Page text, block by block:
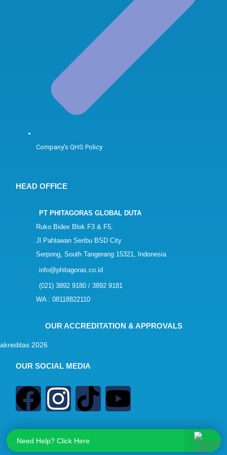
Company's QHS Policy
HEAD OFFICE
PT PHITAGORAS GLOBAL DUTA
Ruko Bidex Blok F3 & F5,
Jl Pahlawan Seribu BSD City
Serpong, South Tangerang 15321, Indonesia
info@phitagoras.co.id
(021) 3892 9180 / 3892 9181
WA : 08118822110
OUR ACCREDITATION & APPROVALS
OUR SOCIAL MEDIA
Need Help? Click Here